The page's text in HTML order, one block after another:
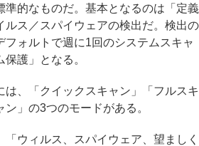
的なものだ。基本となるのは「定義
ルス／スパイウェアの検出だ。検出の
フォルトで週に1回のシステムスキャ
護」となる。
、「クイックスキャン」「フルスキ
」の3つのモードがある。
ウィルス、スパイウェア、望ましく